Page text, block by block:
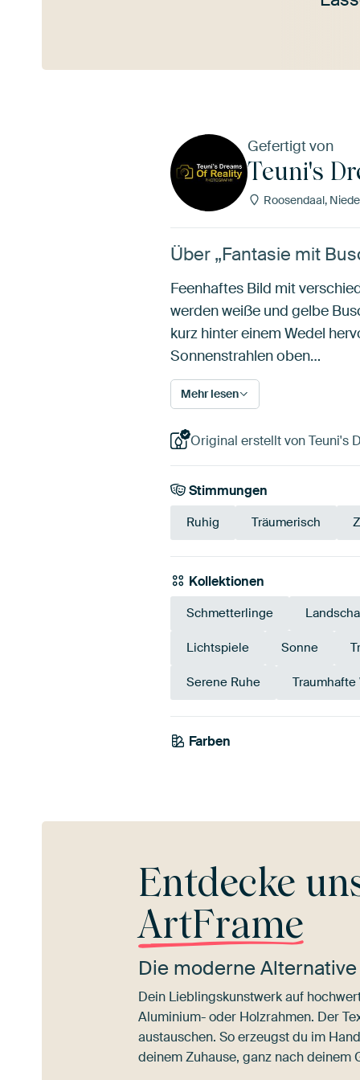
Gefertigt von
Teuni's
Roosendaal,
Über „Fantasie mit
Feenhaftes Bild mit
werden weiße und gelbe
kurz hinter einem Wedel
Sonnenstrahlen oben…
Mehr lesen
Original erstellt von Teuni's
Stimmungen
Ruhig Träumerisch
Kollektionen
Schmetterlinge
Lichtspiele Sonne
Serene Ruhe
Farben
Salbeigrün
Entdecke
ArtFrame
Die moderne
Dein Lieblingskunstwerk auf
Aluminium- oder Holzrahmen. Der
austauschen. So erzeugst du im
deinem Zuhause, ganz nach deinem